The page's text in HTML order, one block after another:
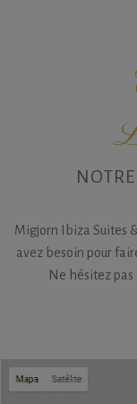
Migjorn Ibiza Suites
avez besoin pour
Ne hésitez